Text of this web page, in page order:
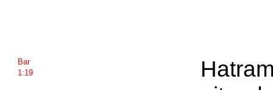
Bar
1:19